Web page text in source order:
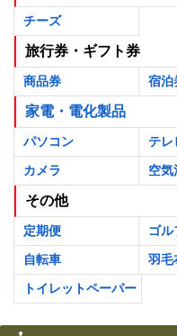
チーズ
旅行券・ギフト券
商品券 宿泊
家電・電化製品
パソコン テレ
カメラ
空気
その他
定期便 ゴル
自転車
羽毛
トイレットペーパー